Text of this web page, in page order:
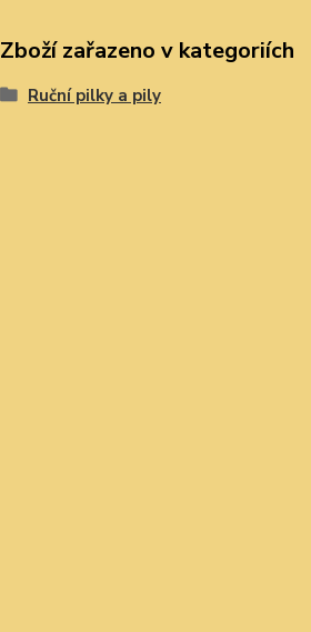
Zboží zařazeno v kategoriích
Ruční pilky a pily